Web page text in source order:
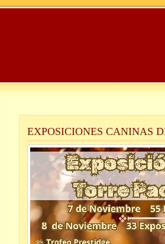
EXPOSICIONES CANINAS